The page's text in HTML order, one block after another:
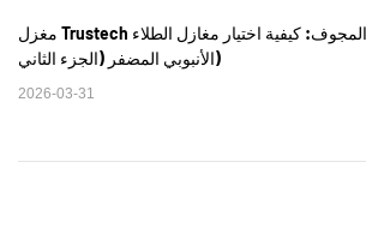
مغزل Trustech ذو الغشاء الليفي المجوف: كيفية اختيار مغازل الطلاء
الأنبوبي المضفر (الجزء الثاني)
2026-03-31